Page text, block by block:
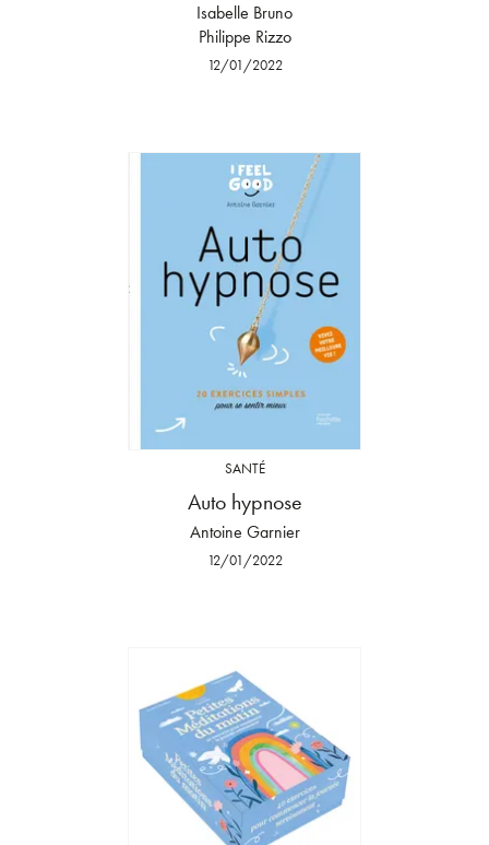
Isabelle Bruno
Philippe Rizzo
12/01/2022
SANTÉ
Auto hypnose
Antoine Garnier
12/01/2022